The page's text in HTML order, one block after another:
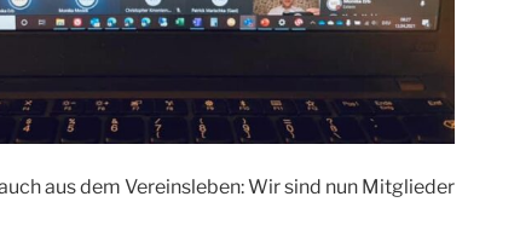
aus dem Vereinsleben: Wir sind nun Mitglieder